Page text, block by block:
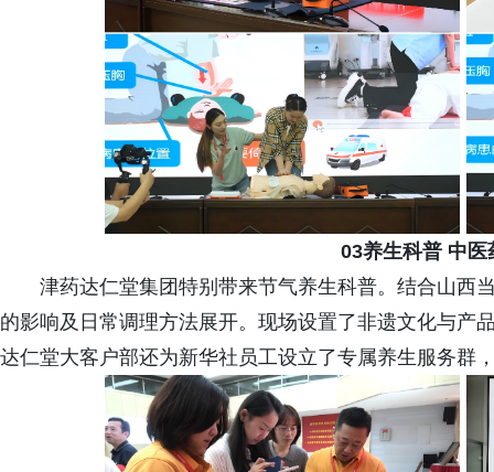
03养生科普 中医
津药达仁堂集团特别带来节气养生科普。结合山西
的影响及日常调理方法展开。现场设置了非遗文化与产
达仁堂大客户部还为新华社员工设立了专属养生服务群